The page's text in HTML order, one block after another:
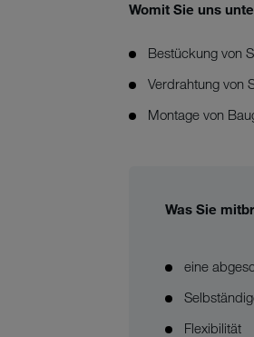
Womit Sie uns
Bestückung von
Verdrahtung von
Montage von
Was Sie
eine
Flexibilität